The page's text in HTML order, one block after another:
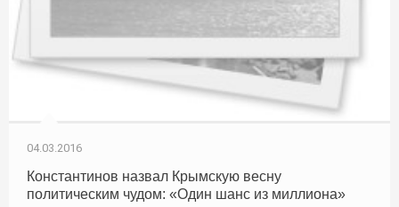
04.03.2016
Константинов назвал Крымскую весну
политическим чудом: «Один шанс из миллиона»